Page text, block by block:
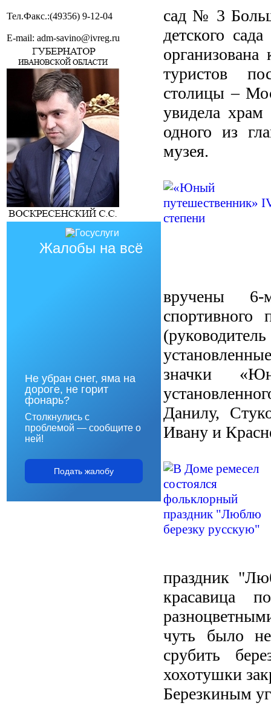
Тел.Факс.:(49356) 9-12-04
E-mail: adm-savino@ivreg.ru
Жалобы на всё
Не убран снег, яма на
дороге, не горит
фонарь?
Столкнулись с
проблемой — сообщите о
ней!
Подать жалобу
сад № 3
детского
туристов
столицы –
увидела храм
одного из
музея.
вручены 6-
спортивного
значки
Данилу,
Ивану и
праздник
красавица
чуть было
срубить
хохотушки
Березкиным